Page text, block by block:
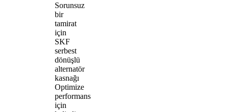
Sorunsuz
bir
tamirat
için
SKF
serbest
dönüşlü
alternatör
kasnağı
Optimize
performans
için